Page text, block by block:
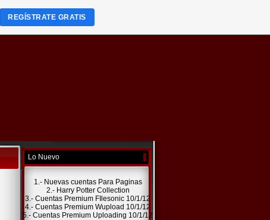
Lo Nuevo
1.- Nuevas cuentas Para Paginas
2.- Harry Potter Collection
3.- Cuentas Premium FIlesonic 10/1/12
4.- Cuentas Premium Wupload 10/1/12
5.- Cuentas Premium Uploading 10/1/12
REGÍSTRATE GRATIS